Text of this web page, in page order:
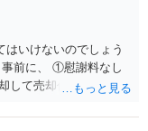
はいけないのでしょう
前に、 ①慰謝料なし
して売却代金を分ける
りだと思います。 ＞婚